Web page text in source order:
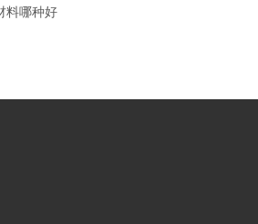
料哪种好